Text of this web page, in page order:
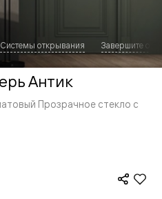
Системы открывания Завершите
Антик
Прозрачное стекло с